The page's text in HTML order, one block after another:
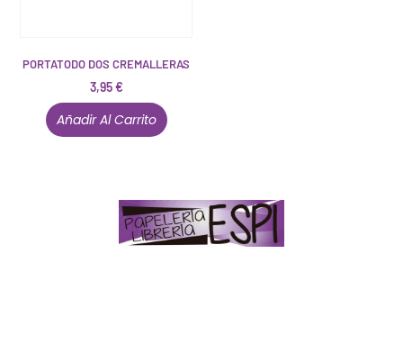
PORTATODO DOS CREMALLERAS
3,95€
Añadir Al Carrito